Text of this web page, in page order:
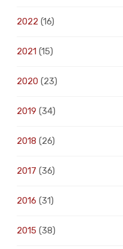
2022 (16)
2021(15)
2020(23)
2019 (34)
2018 (26)
2017 (36)
2016 (31)
2015 (38)